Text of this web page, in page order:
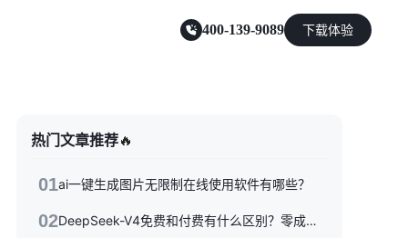
能源及制造业
400-139-9089 下载体验
热门文章推荐🔥
01ai一键生成图片无限制在线使用软件有哪些？
02 DeepSeek-V4免费和付费有什么区别？零成本体验到API按量付费，三种使用方式一次性讲清楚